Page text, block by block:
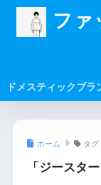
ファ
ドメスティックブラ
ホーム タグ
「ジースタ